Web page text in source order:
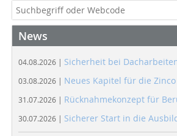
News
04.08.2026 | Sicherheit bei
03.08.2026 | Neues Kapitel für die Zinco
31.07.2026 | Rücknahmekonzept für
30.07.2026 | Sicherer Start in die